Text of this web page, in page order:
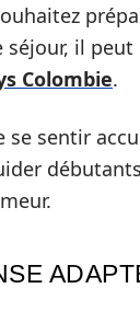
il
Colombie.
se sentir